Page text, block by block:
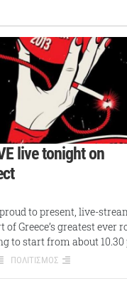
live tonight on
to present, live-
Greece’s greatest ever
to start from about 10.30
ΠΟΛΙΤΙΣΜΟΣ